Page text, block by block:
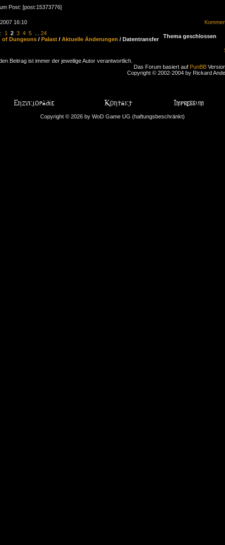
Post: [post:15373776]
16:10
1 2 3 4 5
24
of Dungeons / Palast / Aktuelle Änderungen / Datentransfer Thema geschlossen
Beitrag ist immer der jeweilige Autor verantwortlich.
Das Forum basiert auf PunBB
Copyright © 2002-2004 by Rickard
Copyright © 2026 by WoD Game UG (haftungsbeschränkt)